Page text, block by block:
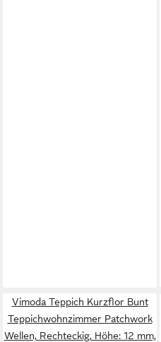
Vimoda Teppich Kurzflor Bunt
Teppichwohnzimmer Patchwork
Wellen, Rechteckig, Höhe: 12 mm,